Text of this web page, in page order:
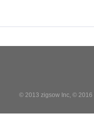
© 2013 zigsow Inc, © 2016